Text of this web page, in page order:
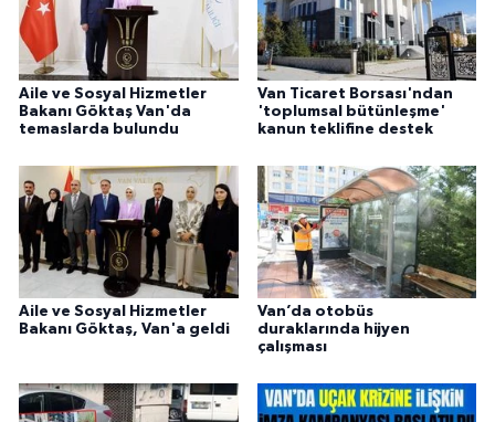
Aile ve Sosyal Hizmetler
Bakanı Göktaş Van'da
temaslarda bulundu
Van Ticaret Borsası'ndan
'toplumsal bütünleşme'
kanun teklifine destek
Aile ve Sosyal Hizmetler
Bakanı Göktaş, Van'a geldi
Van’da otobüs
duraklarında hijyen
çalışması